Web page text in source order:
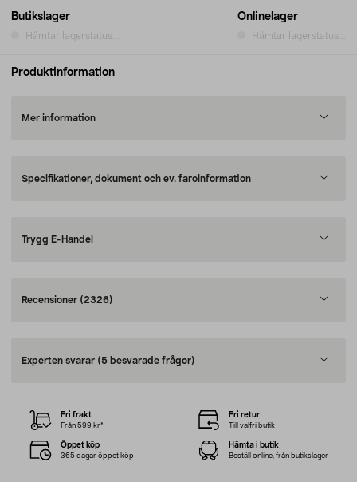
Butikslager
Hämtar lagerstatus...
Onlinelager
Hämtar lagerstatus...
Produktinformation
Mer information
Specifikationer, dokument och ev. faroinformation
Trygg E-Handel
Recensioner (2326)
Experten svarar (5 besvarade frågor)
Fri frakt
Från 599 kr*
Fri retur
Till valfri butik
Öppet köp
365 dagar öppet köp
Hämta i butik
Beställ online, från butikslager